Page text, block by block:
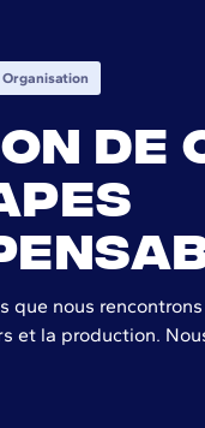
Organisation
de
que nous
et la production.